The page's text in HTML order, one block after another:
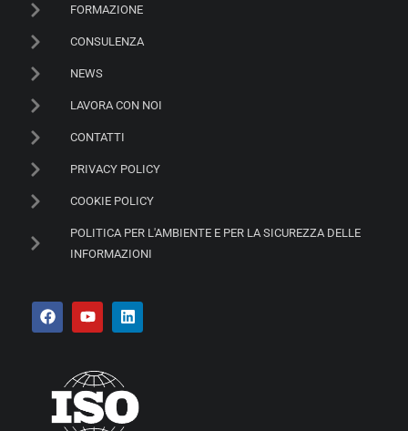
FORMAZIONE
CONSULENZA
NEWS
LAVORA CON NOI
CONTATTI
PRIVACY POLICY
COOKIE POLICY
POLITICA PER L'AMBIENTE E PER LA SICUREZZA DELLE
INFORMAZIONI